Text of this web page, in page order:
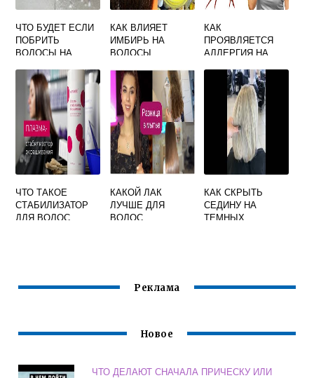
ЧТО БУДЕТ ЕСЛИ
ПОБРИТЬ
ВОЛОСЫ НА
КАК ВЛИЯЕТ
ИМБИРЬ НА
ВОЛОСЫ
КАК
ПРОЯВЛЯЕТСЯ
АЛЛЕРГИЯ НА
ВОЛОС
ЧТО ТАКОЕ
СТАБИЛИЗАТОР
ДЛЯ ВОЛОС
КАКОЙ ЛАК
ЛУЧШЕ ДЛЯ
ВОЛОС
КАК СКРЫТЬ
СЕДИНУ НА
ТЕМНЫХ
Реклама
Новое
ЧТО ДЕЛАЮТ СНАЧАЛА ПРИЧЕСКУ ИЛИ